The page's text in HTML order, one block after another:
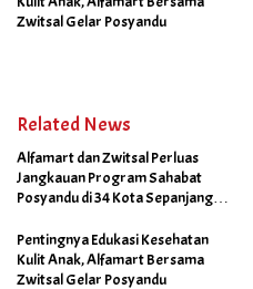
Zwitsal Gelar Posyandu
Related News
Alfamart dan Zwitsal Perluas
Jangkauan Program Sahabat
Posyandu di 34 Kota Sepanjang
Pentingnya Edukasi Kesehatan
Kulit Anak, Alfamart Bersama
Zwitsal Gelar Posyandu